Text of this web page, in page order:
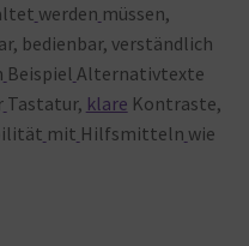
werden müssen,
bedienbar, verständlich
Beispiel Alternativtexte
Tastatur, klare Kontraste,
mit Hilfsmitteln wie